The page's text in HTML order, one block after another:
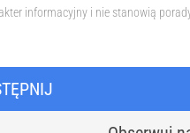
informacyjny i nie stanowią